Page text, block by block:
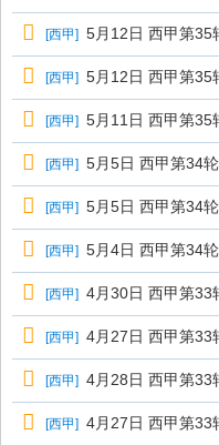
[西甲] 5月12日 西甲第35
[西甲] 5月12日 西甲第35
[西甲] 5月11日 西甲第35
[西甲] 5月5日 西甲第34
[西甲] 5月5日 西甲第34
[西甲] 5月4日 西甲第34
[西甲] 4月30日 西甲第33
[西甲] 4月27日 西甲第33
[西甲] 4月28日 西甲第33
[西甲] 4月27日 西甲第33